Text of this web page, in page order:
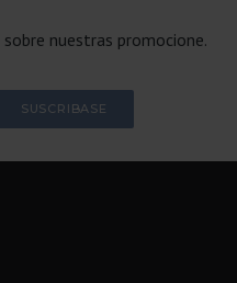
nuestras promocione.
SUSCRIBASE